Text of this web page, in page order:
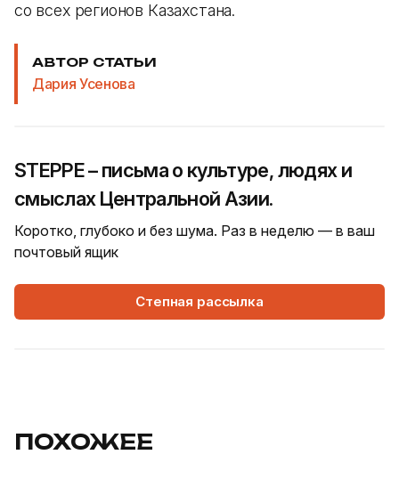
со всех регионов Казахстана.
АВТОР СТАТЬИ
Дария Усенова
STEPPE – письма о культуре, людях и
смыслах Центральной Азии.
Коротко, глубоко и без шума. Раз в неделю — в ваш
почтовый ящик
Степная рассылка
ПОХОЖЕЕ